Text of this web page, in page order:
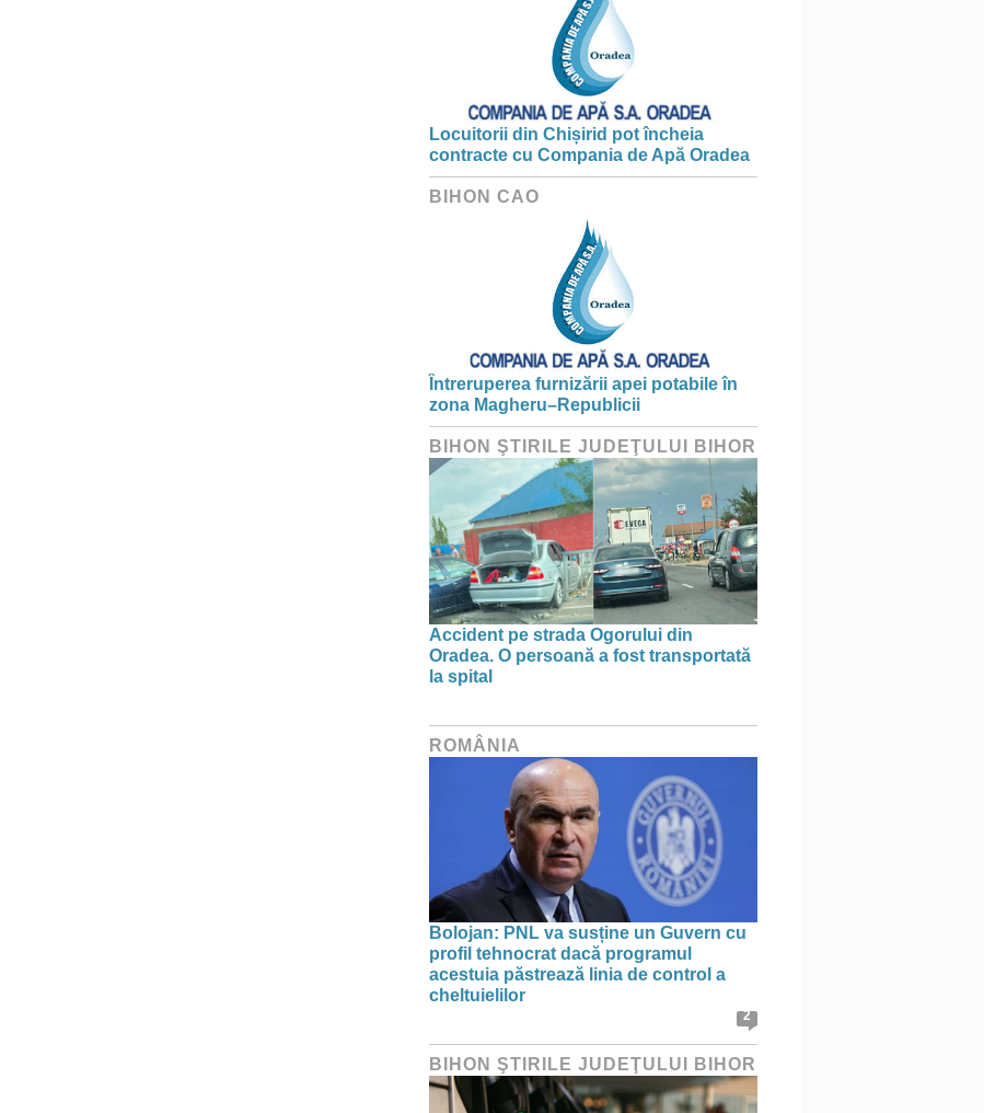
Locuitorii din Chișirid pot încheia
contracte cu Compania de Apă Oradea
BIHON CAO
Întreruperea furnizării apei potabile în
zona Magheru–Republicii
BIHON ŞTIRILE JUDEŢULUI BIHOR
Accident pe strada Ogorului din
Oradea. O persoană a fost transportată
la spital
ROMÂNIA
Bolojan: PNL va susține un Guvern cu
profil tehnocrat dacă programul
acestuia păstrează linia de control a
cheltuielilor
2
BIHON ŞTIRILE JUDEŢULUI BIHOR